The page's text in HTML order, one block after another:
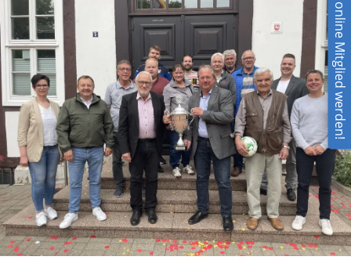
online Mitglied werden!